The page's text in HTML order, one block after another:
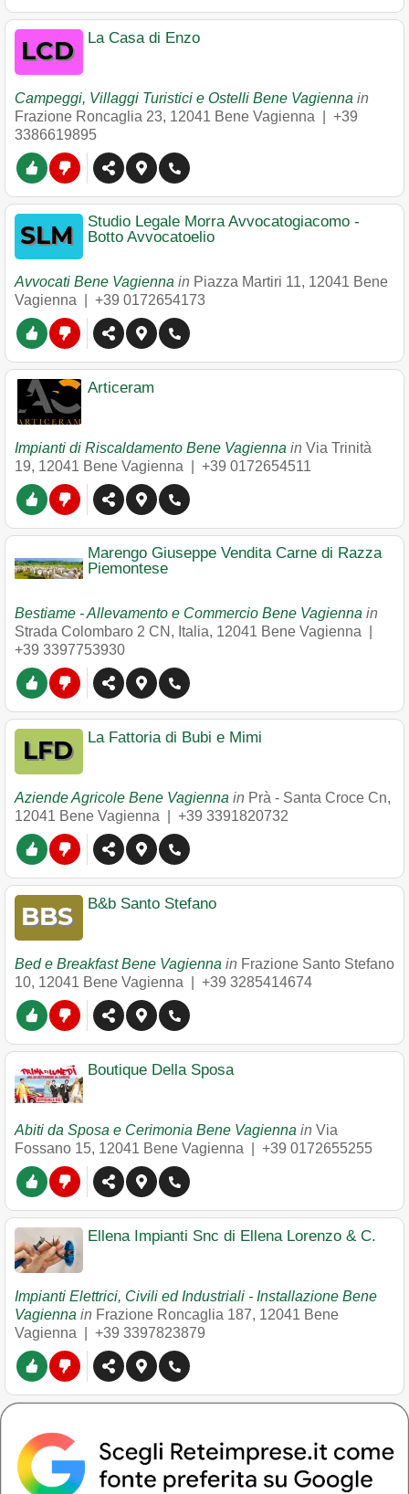
La Casa di Enzo
Campeggi, Villaggi Turistici e Ostelli Bene Vagienna in
Frazione Roncaglia 23, 12041 Bene Vagienna
+39
3386619895
Studio Legale Morra Avvocatogiacomo -
Botto Avvocatoelio
Avvocati Bene Vagienna in Piazza Martiri 11, 12041 Bene
Vagienna
+39 0172654173
Articeram
Impianti di Riscaldamento Bene Vagienna in Via Trinità
19, 12041 Bene Vagienna +39 0172654511
Marengo Giuseppe Vendita Carne di Razza
Piemontese
Bestiame - Allevamento e Commercio Bene Vagienna in
Strada Colombaro 2 CN, Italia, 12041 Bene Vagienna
+39 3397753930
La Fattoria di Bubi e Mimi
Aziende Agricole Bene Vagienna in Prà - Santa Croce Cn,
12041 Bene Vagienna +39 3391820732
B&b Santo Stefano
Bed e Breakfast Bene Vagienna in Frazione Santo Stefano
10, 12041 Bene Vagienna +39 3285414674
Boutique Della Sposa
Abiti da Sposa e Cerimonia Bene Vagienna in Via
Fossano 15, 12041 Bene Vagienna +39 0172655255
Ellena Impianti Snc di Ellena Lorenzo & C.
Impianti Elettrici, Civili ed Industriali - Installazione Bene
Vagienna in Frazione Roncaglia 187, 12041 Bene
Vagienna
+39 3397823879